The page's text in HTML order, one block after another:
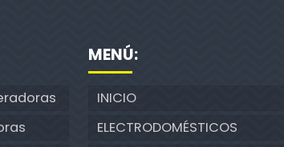
MENÚ:
INICIO
ELECTRODOMÉSTICOS